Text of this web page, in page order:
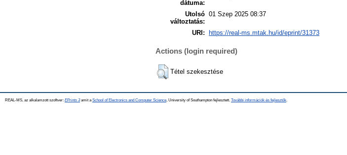
dátuma:
Utolsó
változtatás:
01 Szep 2025 08:37
URI: https://real-ms.mtak.hu/id/eprint/31373
Actions (login required)
Tétel szekesztése
REAL-MS, az alkalamzott szoftver: EPrints 3amit a School of Electronics and Computer Science , University of Southampton fejlesztett. További információk és fejlesztők